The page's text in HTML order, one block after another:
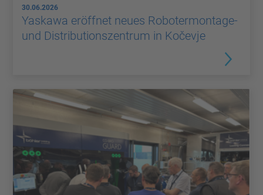
30.06.2026
Yaskawa eröffnet neues Robotermontage-
und Distributionszentrum in Kočevje